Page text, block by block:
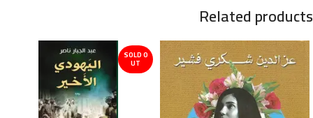
Related products
SOLD O
UT